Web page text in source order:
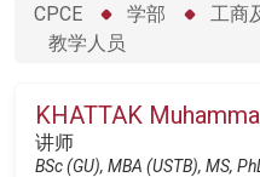
CPCE 学部
工商
教学人员
KHATTAK
讲师
BSc (GU), MBA (USTB), MS,